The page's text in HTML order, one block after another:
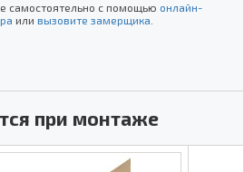
самостоятельно с помощью онлайн-
или вызовите замерщика
при монтаже